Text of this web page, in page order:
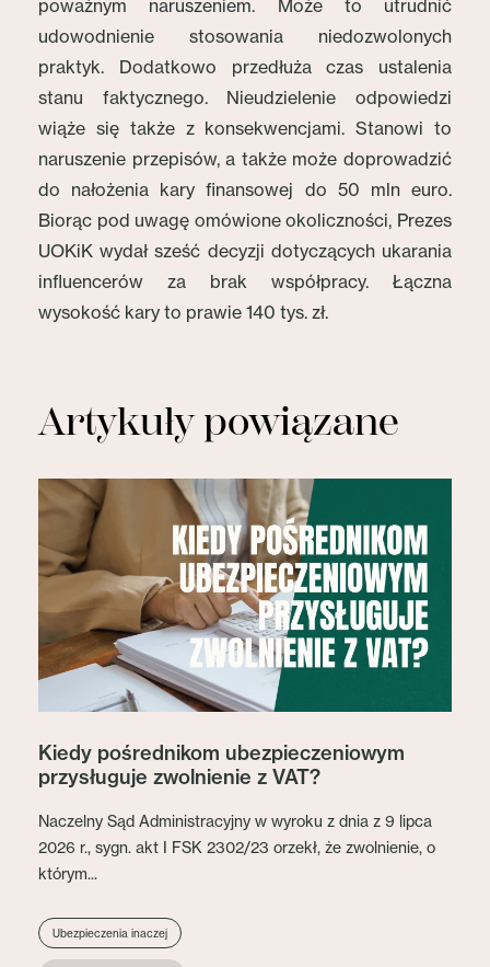
poważnym naruszeniem. Może to utrudnić
udowodnienie stosowania niedozwolonych
praktyk. Dodatkowo przedłuża czas ustalenia
stanu faktycznego. Nieudzielenie odpowiedzi
wiąże się także z konsekwencjami. Stanowi to
naruszenie przepisów, a także może doprowadzić
do nałożenia kary finansowej do 50 mln euro.
Biorąc pod uwagę omówione okoliczności, Prezes
UOKiK wydał sześć decyzji dotyczących ukarania
influencerów za brak współpracy. Łączna
wysokość kary to prawie 140 tys. zł.
Artykuły powiązane
Kiedy pośrednikom ubezpieczeniowym
przysługuje zwolnienie z VAT?
Naczelny Sąd Administracyjny w wyroku z dnia z 9 lipca
2026 r., sygn. akt I FSK 2302/23 orzekł, że zwolnienie, o
którym...
Ubezpieczenia inaczej